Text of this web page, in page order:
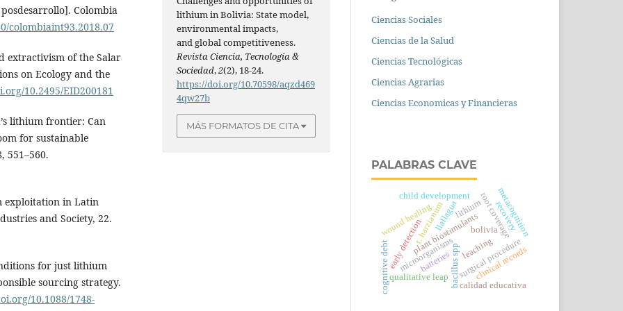
Colombia
colombiaint93.2018.07
extractivism of the Salar
on Ecology and the
10.2495/EID200181
lithium frontier: Can
for sustainable
551–560.
exploitation in Latin
and Society, 22.
for just lithium
sourcing strategy.
10.1088/1748-
lithium in Bolivia: State model,
environmental impacts,
and global competitiveness.
Revista Ciencia, Tecnología &
Sociedad,2(2), 18-24.
https://doi.org/10.70598/aqzd469
4qw27b
MÁS FORMATOS DE CITA
Ciencias Sociales
Ciencias de la Salud
Ciencias Tecnológicas
Ciencias Agrarias
Ciencias Economicas y Financieras
PALABRAS CLAVE
plant biostimulants
t. harzianum
bacillus spp
microorganisms
root coverage
wound healing
surgical procedure
clinical records
metacognition
qualitative leap
child development
early detection
llallagua bolivia
batteries
leaching
lithium recovery
cognitive debt calidad educativa